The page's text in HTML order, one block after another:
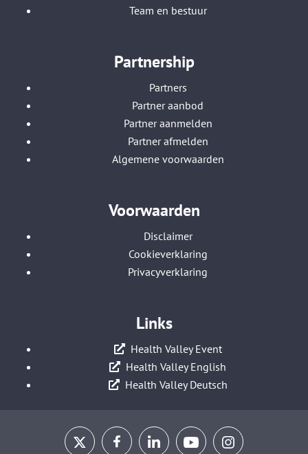
Team en bestuur
Partnership
Partners
Partner aanbod
Partner aanmelden
Partner afmelden
Algemene voorwaarden
Voorwaarden
Disclaimer
Cookieverklaring
Privacyverklaring
Links
Health Valley Event
Health Valley English
Health Valley Deutsch